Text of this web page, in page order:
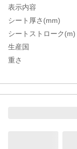
表示内容
シート厚さ(mm)
シートストローク(m)
生産国
重さ
材質2